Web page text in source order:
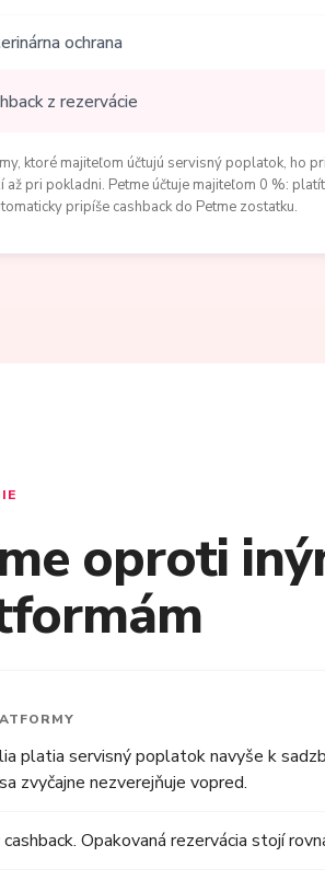
ochrana
z rezervácie
ktoré majiteľom účtujú servisný poplatok, ho
až pri pokladni. Petme účtuje majiteľom 0 %:
pripíše cashback do Petme zostatku.
oproti
platia servisný poplatok navyše k
zvyčajne nezverejňuje vopred.
Opakovaná rezervácia stojí